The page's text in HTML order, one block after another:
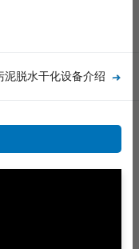
泥脱水干化设备介绍